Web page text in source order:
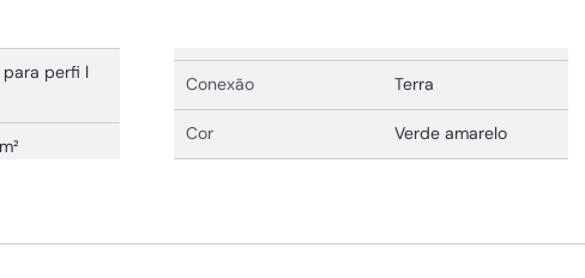
para perfi l
Conexão Terra
Cor Verde amarelo